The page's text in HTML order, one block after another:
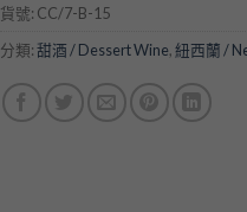
貨號: CC/7-B-15
分類:甜酒 / Dessert Wine,紐西蘭 /